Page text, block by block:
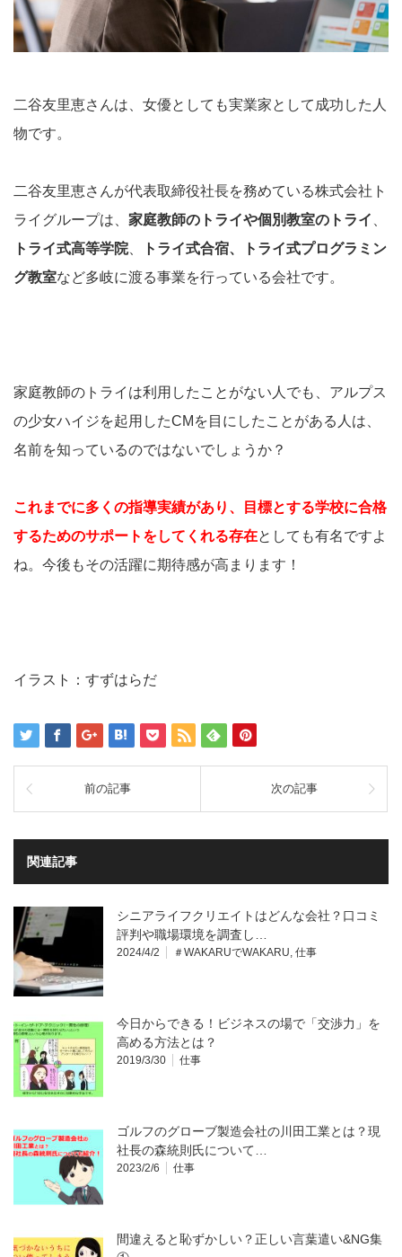
二谷友里恵さんは、女優としても実業家として成功した人
物です。
二谷友里恵さんが代表取締役社長を務めている株式会社ト
ライグループは、 家庭教師のトライや個別教室のトライ
トライ式高等学院、
トライ式合宿、トライ式プログラミン
グ教室など多岐に渡る事業を行っている会社です。
家庭教師のトライは利用したことがない人でも、アルプス
の少女ハイジを起用したCMを目にしたことがある人は、
名前を知っているのではないでしょうか？
これまでに多くの指導実績があり、目標とする学校に合格
するためのサポートをしてくれる存在としても有名ですよ
ね。今後もその活躍に期待感が高まります！
イラスト：すずはらだ
前の記事 次の記事
関連記事
シニアライフクリエイトはどんな会社？口コミ
評判や職場環境を調査し…
2024/4/2 ＃WAKARUでWAKARU, 仕事
今日からできる！ビジネスの場で「交渉力」を
高める方法とは？
2019/3/30 仕事
ゴルフのグローブ製造会社の川田工業とは？現
社長の森統則氏について…
2023/2/6 仕事
間違えると恥ずかしい？正しい言葉遣い&NG集